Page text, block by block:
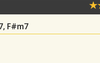
F#m7